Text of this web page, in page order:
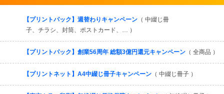
【プリントパック】週替わりキャンペーン （ 中綴じ冊
子、チラシ、封筒、ポストカード、… ）
【プリントパック】創業56周年 総額3億円還元キャンペーン （ 全商品 ）
【プリントネット】A4中綴じ冊子キャンペーン （ 中綴じ冊子 ）